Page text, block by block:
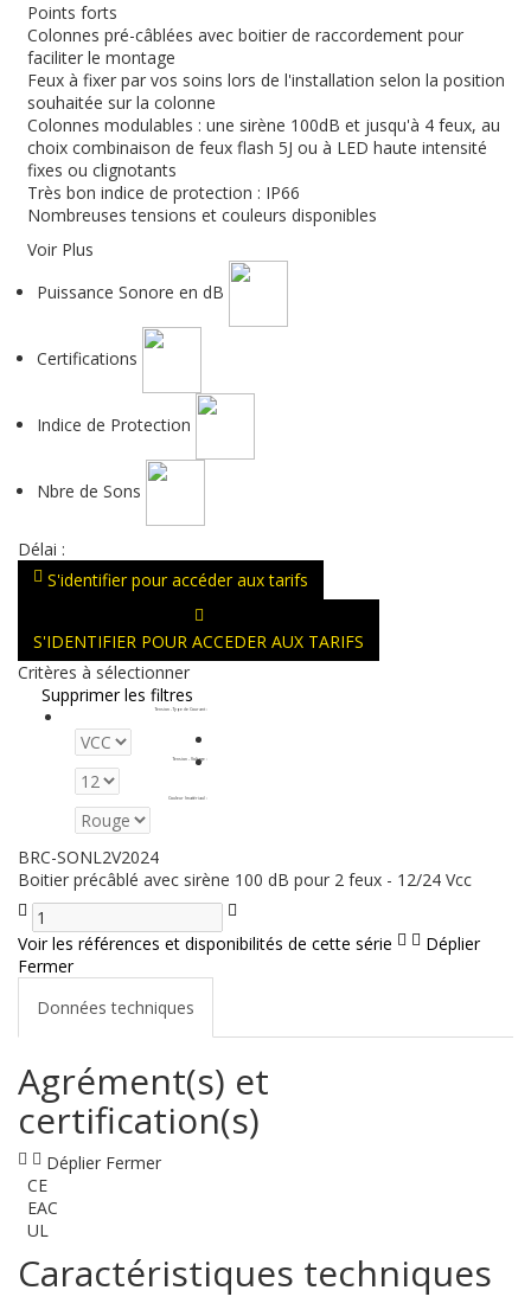
Points forts
Colonnes pré-câblées avec boitier de raccordement pour
faciliter le montage
Feux à fixer par vos soins lors de l'installation selon la position
souhaitée sur la colonne
Colonnes modulables : une sirène 100dB et jusqu'à 4 feux, au
choix combinaison de feux flash 5J ou à LED haute intensité
fixes ou clignotants
Très bon indice de protection : IP66
Nombreuses tensions et couleurs disponibles
Voir Plus
Puissance Sonore en dB
Certifications
Indice de Protection
Nbre de Sons
Délai :
S'identifier pour accéder aux tarifs
S'IDENTIFIER POUR ACCEDER AUX TARIFS
Critères à sélectionner
Supprimer les filtres
Tension - Type de Courant :
Tension - Voltage :
Couleur (matériau) :
BRC-SONL2V2024
Boitier précâblé avec sirène 100 dB pour 2 feux - 12/24 Vcc
Voir les références et disponibilités de cette série
Déplier
Fermer
Données techniques
Agrément(s) et
certification(s)
Déplier Fermer
CE
EAC
UL
Caractéristiques techniques